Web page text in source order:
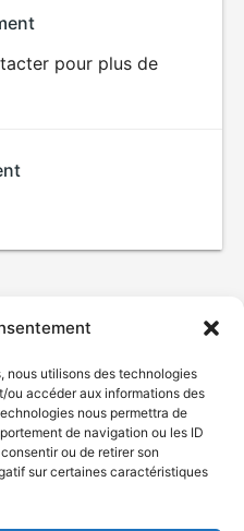
nous utilisons des technologies
accéder aux informations des
nous permettra de
de navigation ou les ID
ou de retirer son
sur certaines caractéristiques
pour plus de